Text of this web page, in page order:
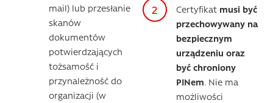
mail) lub przesłanie
skanów
dokumentów
potwierdzających
tożsamość i
przynależność do
organizacji (w
Certyfikat musi być
przechowywany na
bezpiecznym
urządzeniu oraz
być chroniony
PINem. Nie ma
możliwości